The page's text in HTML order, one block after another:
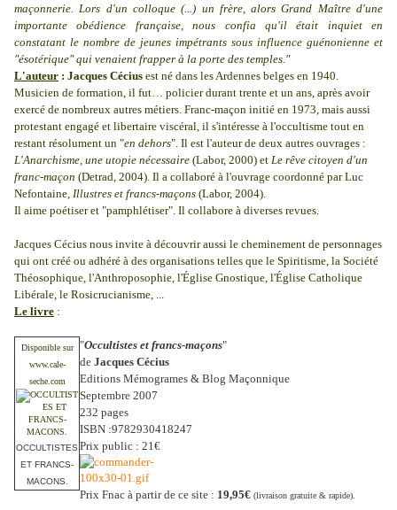
maçonnerie. Lors d'un colloque (...) un frère, alors Grand Maître d'une
importante obédience française, nous confia qu'il était inquiet en
constatant le nombre de jeunes impétrants sous influence guénonienne et
"ésotérique" qui venaient frapper à la porte des temples."
L'auteur : Jacques Cécius est né dans les Ardennes belges en 1940.
Musicien de formation, il fut… policier durant trente et un ans, après avoir
exercé de nombreux autres métiers. Franc-maçon initié en 1973, mais aussi
protestant engagé et libertaire viscéral, il s'intéresse à l'occultisme tout en
restant résolument un "en dehors". Il est l'auteur de deux autres ouvrages :
L'Anarchisme, une utopie nécessaire (Labor, 2000) et Le rêve citoyen d'un
franc-maçon (Detrad, 2004). Il a collaboré à l'ouvrage coordonné par Luc
Nefontaine, Illustres et francs-maçons (Labor, 2004).
Il aime poétiser et "pamphlétiser". Il collabore à diverses revues.
Jacques Cécius nous invite à découvrir aussi le cheminement de personnages
qui ont créé ou adhéré à des organisations telles que le Spiritisme, la Société
Théosophique, l'Anthroposophie, l'Église Gnostique, l'Église Catholique
Libérale, le Rosicrucianisme, ...
Le livre :
Disponible sur
www.cale-
seche.com
OCCULTISTES
ET FRANCS-
MACONS.
"Occultistes et francs-maçons"
de Jacques Cécius
Editions Mémogrames & Blog Maçonnique
Septembre 2007
232 pages
ISBN :9782930418247
Prix public : 21€
Prix Fnac à partir de ce site : 19,95€ (livraison gratuite & rapide).